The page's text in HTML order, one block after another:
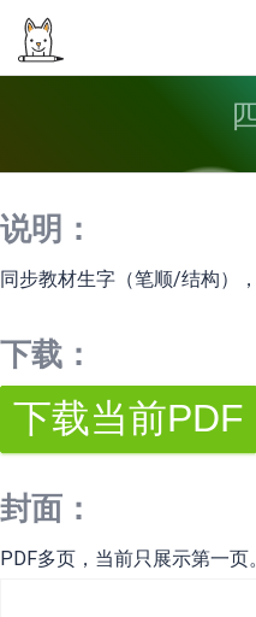
说明：
同步教材生字（笔顺/结构）
下载：
封面：
PDF多页，当前只展示第一页。